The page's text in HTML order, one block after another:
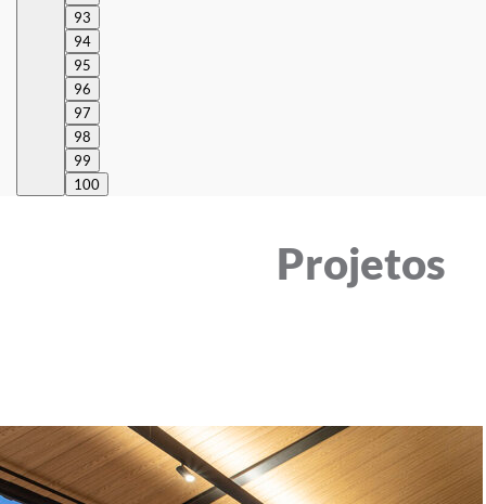
93
94
95
96
97
98
99
100
Projetos